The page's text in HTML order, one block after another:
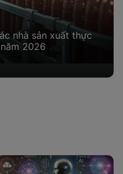
nhà sản xuất thực
2026